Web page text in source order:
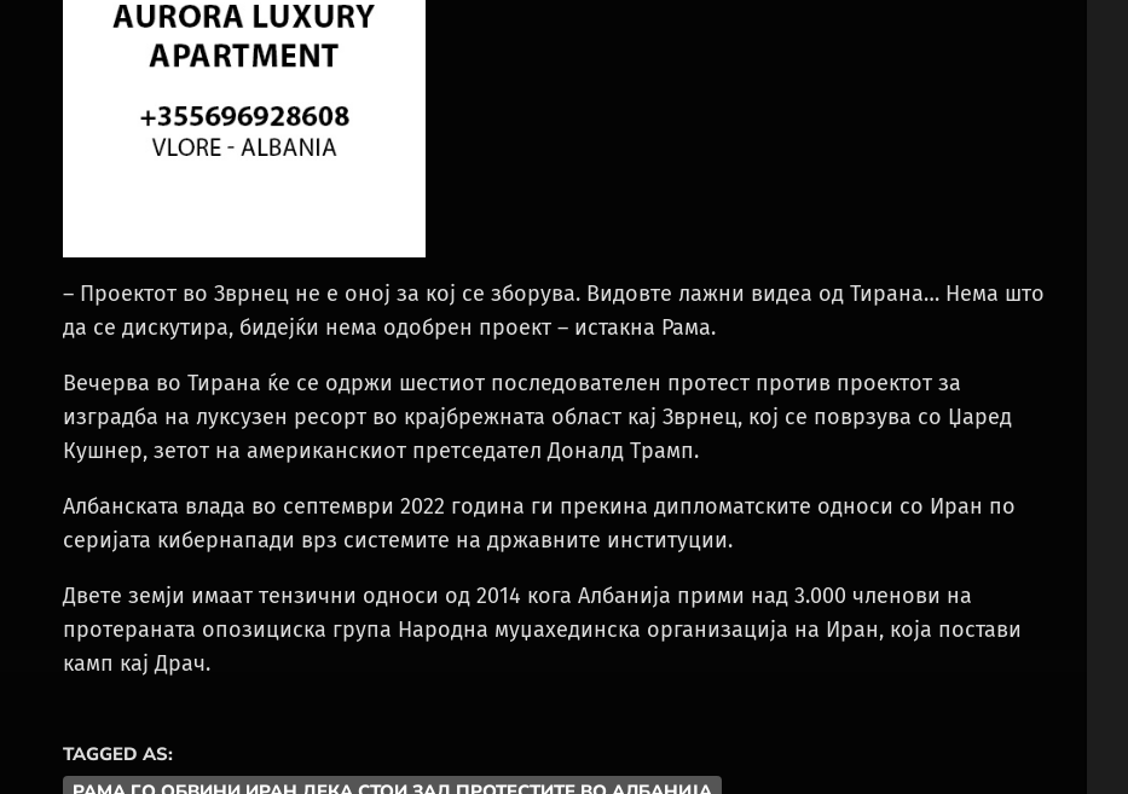
– Проектот во Зврнец не е оној за кој се зборува. Видовте лажни видеа од Тирана… Нема што
да се дискутира, бидејќи нема одобрен проект – истакна Рама.
Вечерва во Тирана ќе се одржи шестиот последователен протест против проектот за
изградба на луксузен ресорт во крајбрежната област кај Зврнец, кој се поврзува со Џаред
Кушнер, зетот на американскиот претседател Доналд Трамп.
Албанската влада во септември 2022 година ги прекина дипломатските односи со Иран по
серијата кибернапади врз системите на државните институции.
Двете земји имаат тензични односи од 2014 кога Албанија прими над 3.000 членови на
протераната опозициска група Народна муџахединска организација на Иран, која постави
камп кај Драч.
TAGGED AS: